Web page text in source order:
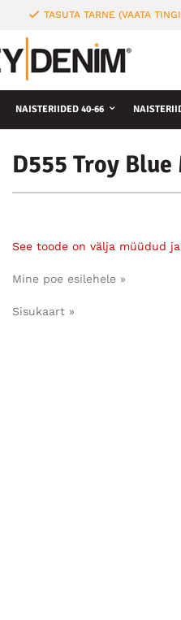
TASUTA TARNE (VAATA
NAISTERIIDED 40-66
D555 Troy
See toode on välja müüdud
Mine poe esilehele »
Sisukaart »